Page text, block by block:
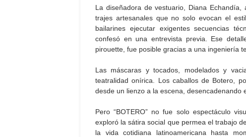
La diseñadora de vestuario, Diana
trajes artesanales que no solo evocan el
bailarines ejecutar exigentes secuencias
confesó en una entrevista previa. Ese
pirouette, fue posible gracias a una ingeniería
Las máscaras y tocados, modelados y
teatralidad onírica. Los caballos de Botero,
desde un lienzo a la escena, desencadenando
Pero “BOTERO” no fue solo espectáculo
exploró la sátira social que permea el trabajo
la vida cotidiana latinoamericana hasta